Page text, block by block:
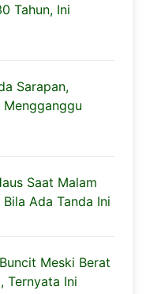
Tahun, Ini
Sarapan,
Mengganggu
Saat Malam
Ada Tanda Ini
Meski Berat
Ternyata Ini